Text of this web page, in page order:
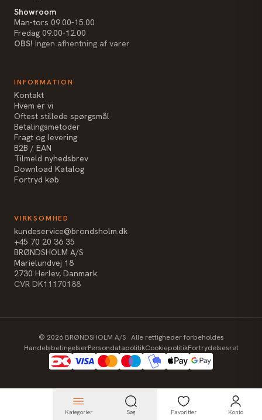
Kategorier Søg Favoritter Konto
Showroom
Man-tors 09.00-15.00
Fredag 09.00-12.00
OBS! Ingen afhentning af varer
INFORMATION
Kontakt
Hvem er vi
Oftest stillede spørgsmål
Betalingsmetoder
Fragt og levering
B2B / EAN
Tilmeld nyhedsbrev
Download Katalog
Fortryd køb
VIRKSOMHED
kundeservice@brondsholm.dk
+45 70 20 36 35
BRØNDSHOLM A/S
Marielundvej 18
2730 Herlev, Danmark
CVR DK11170188
© 2026BRØNDSHOLM A/S · Alle rettigheder forbeholdes
HandelsbetingelserPersondatapolitikCookiepolitikFortrydelsesret